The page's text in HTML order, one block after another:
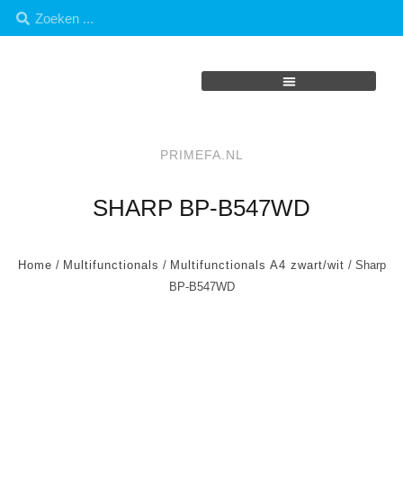
PRIMEFA.NL
SHARP BP-B547WD
Home / Multifunctionals / Multifunctionals A4 zwart/wit / Sharp
BP-B547WD